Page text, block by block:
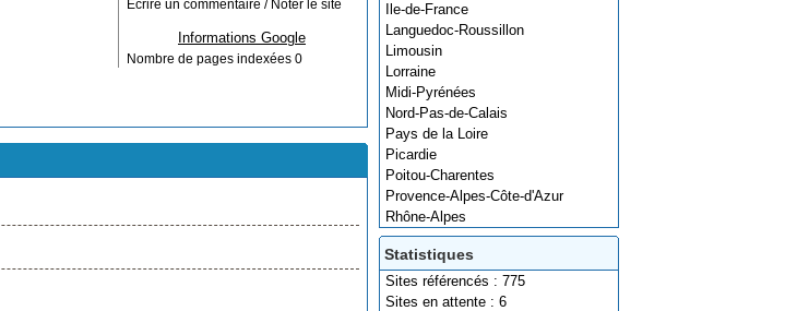
Ile-de-France
Languedoc-Roussillon
Limousin
Lorraine
Midi-Pyrénées
Nord-Pas-de-Calais
Pays de la Loire
Picardie
Poitou-Charentes
Provence-Alpes-Côte-d'Azur
Rhône-Alpes
Statistiques
Sites référencés : 775
Sites en attente : 6
Ecrire un commentaire / Noter le site
Informations Google
Nombre de pages indexées 0